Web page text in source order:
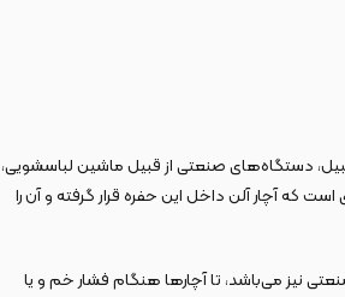
دستگاه‌های صنعتی از قبیل ماشین لباسشویی،
که آچار آلن داخل این حفره قرار گرفته و آن را
نیز می‌باشد، تا آچارها هنگام فشار خم و یا